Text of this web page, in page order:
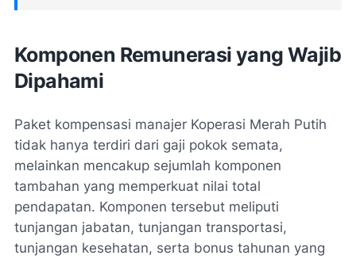
Komponen Remunerasi yang Wajib
Dipahami
Paket kompensasi manajer Koperasi Merah Putih
tidak hanya terdiri dari gaji pokok semata,
melainkan mencakup sejumlah komponen
tambahan yang memperkuat nilai total
pendapatan. Komponen tersebut meliputi
tunjangan jabatan, tunjangan transportasi,
tunjangan kesehatan, serta bonus tahunan yang